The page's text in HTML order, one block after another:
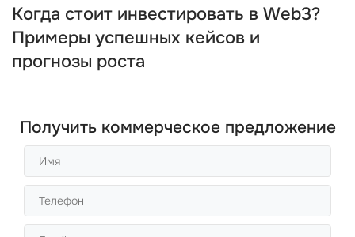
Когда стоит инвестировать в Web3?
Примеры успешных кейсов и
прогнозы роста
Получить коммерческое предложение